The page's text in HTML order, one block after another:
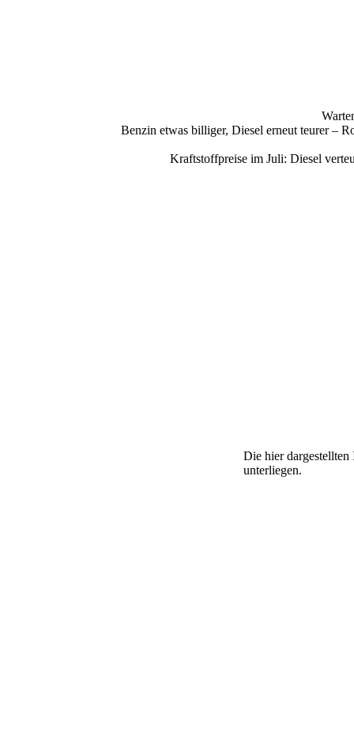
Benzin etwas billiger, Diesel erneut teurer –
Kraftstoffpreise im Juli: Diesel
Die hier
unterliegen.